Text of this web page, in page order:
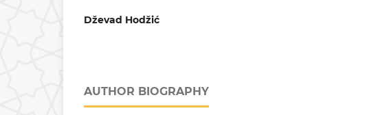
Dževad Hodžić
AUTHOR BIOGRAPHY